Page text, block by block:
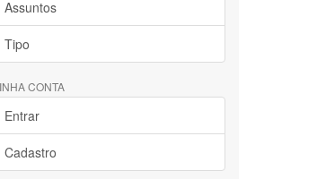
Assuntos
Tipo
CONTA
Entrar
Cadastro